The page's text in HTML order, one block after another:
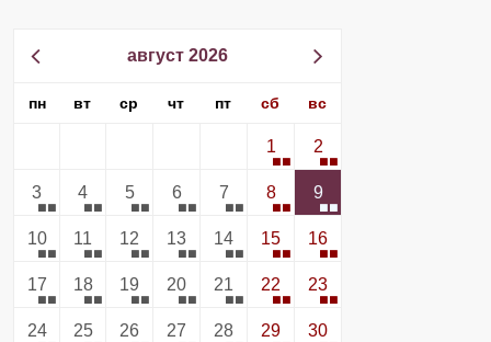
август 2026
пн вт ср чт пт сб вс
1 2
3 4 5 6 7 8 9
10 11 12 13 14 15 16
17 18 19 20 21 22 23
24 25 26 27 28 29 30